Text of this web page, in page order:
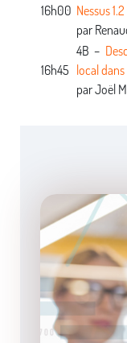
16h00 Nessus 1.2
par
16h45
4B –
local
par Joël